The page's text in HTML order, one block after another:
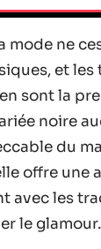
mode ne
et les
sont la
noire
du
offre une
avec les
le glamour.